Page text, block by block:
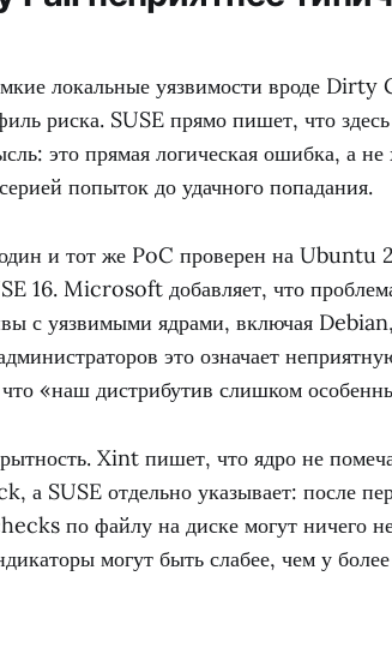
локальные уязвимости вроде
риска. SUSE прямо пишет, что
это прямая логическая ошибка, а
попыток до удачного попадания.
и тот же PoC проверен на Ubuntu
16. Microsoft добавляет, что проблема
с уязвимыми ядрами, включая
это означает
что «наш дистрибутив слишком
Xint пишет, что ядро не
SUSE отдельно указывает: после
по файлу на диске могут ничего
могут быть слабее, чем у